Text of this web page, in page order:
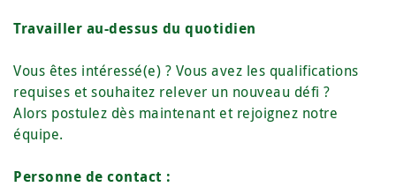
Travailler au-dessus du quotidien
Vous êtes intéressé(e) ? Vous avez les qualifications
requises et souhaitez relever un nouveau défi ?
Alors postulez dès maintenant et rejoignez notre
équipe.
Personne de contact :